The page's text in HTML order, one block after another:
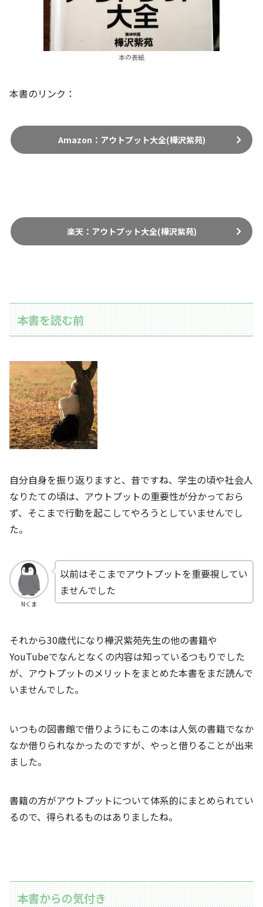
本の表紙
本書のリンク：
Amazon：アウトプット大全(樺沢紫苑)
楽天：アウトプット大全(樺沢紫苑)
本書を読む前
自分自身を振り返りますと、昔ですね、学生の頃や社会人
なりたての頃は、アウトプットの重要性が分かっておら
ず、そこまで行動を起こしてやろうとしていませんでし
た。
Nくま
以前はそこまでアウトプットを重要視してい
ませんでした
それから30歳代になり樺沢紫苑先生の他の書籍や
YouTubeでなんとなくの内容は知っているつもりでした
が、アウトプットのメリットをまとめた本書をまだ読んで
いませんでした。
いつもの図書館で借りようにもこの本は人気の書籍でなか
なか借りられなかったのですが、やっと借りることが出来
ました。
書籍の方がアウトプットについて体系的にまとめられてい
るので、得られるものはありましたね。
本書からの気付き